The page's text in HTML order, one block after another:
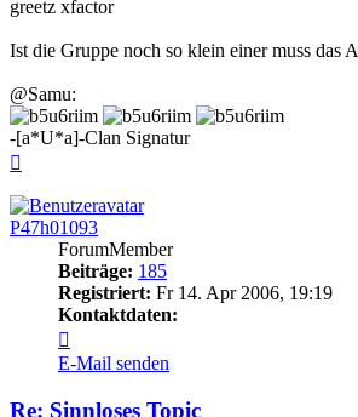
greetz xfactor
Ist die Gruppe noch so klein einer muss das
@Samu:
-[a*U*a]-Clan Signatur
P47h01093
ForumMember
Beiträge: 185
Registriert: Fr 14. Apr 2006, 19:19
Kontaktdaten:
von
P47h01093
E-Mail senden
Re: Sinnloses Topic